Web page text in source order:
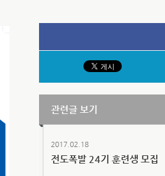
관련글 보기
2017.02.18
전도폭발 24기 훈련생 모집